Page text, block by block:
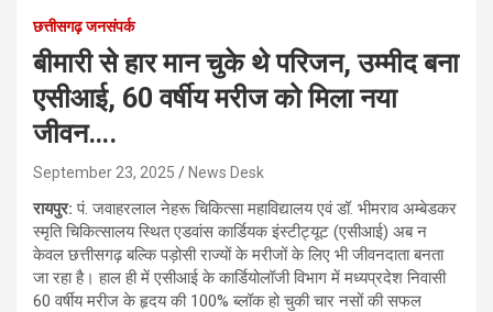
छत्तीसगढ़ जनसंपर्क
बीमारी से हार मान चुके थे परिजन, उम्मीद बना
एसीआई, 60 वर्षीय मरीज को मिला नया
जीवन….
September 23, 2025 News Desk
रायपुर:पं. जवाहरलाल नेहरू चिकित्सा महाविद्यालय एवं डॉ. भीमराव अम्बेडकर
स्मृति चिकित्सालय स्थित एडवांस कार्डियक इंस्टीट्यूट (एसीआई) अब न
केवल छत्तीसगढ़ बल्कि पड़ोसी राज्यों के मरीजों के लिए भी जीवनदाता बनता
जा रहा है। हाल ही में एसीआई के कार्डियोलॉजी विभाग में मध्यप्रदेश निवासी
60 वर्षीय मरीज के हृदय की 100% ब्लॉक हो चुकी चार नसों की सफल